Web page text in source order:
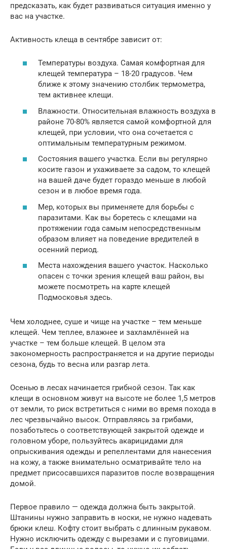
предсказать, как будет развиваться ситуация именно у
вас на участке.
Активность клеща в сентябре зависит от:
Температуры воздуха. Самая комфортная для
клещей температура – 18-20 градусов. Чем
ближе к этому значению столбик термометра,
тем активнее клещи.
Влажности. Относительная влажность воздуха в
районе 70-80% является самой комфортной для
клещей, при условии, что она сочетается с
оптимальным температурным режимом.
Состояния вашего участка. Если вы регулярно
косите газон и ухаживаете за садом, то клещей
на вашей даче будет гораздо меньше в любой
сезон и в любое время года.
Мер, которых вы применяете для борьбы с
паразитами. Как вы боретесь с клещами на
протяжении года самым непосредственным
образом влияет на поведение вредителей в
осенний период.
Места нахождения вашего участок. Насколько
опасен с точки зрения клещей ваш район, вы
можете посмотреть на карте клещей
Подмосковья здесь.
Чем холоднее, суше и чище на участке – тем меньше
клещей. Чем теплее, влажнее и захламлённей на
участке – тем больше клещей. В целом эта
закономерность распространяется и на другие периоды
сезона, будь то весна или разгар лета.
Осенью в лесах начинается грибной сезон. Так как
клещи в основном живут на высоте не более 1,5 метров
от земли, то риск встретиться с ними во время похода в
лес чрезвычайно высок. Отправляясь за грибами,
позаботьтесь о соответствующей закрытой одежде и
головном уборе, пользуйтесь акарицидами для
опрыскивания одежды и репеллентами для нанесения
на кожу, а также внимательно осматривайте тело на
предмет присосавшихся паразитов после возвращения
домой.
Первое правило — одежда должна быть закрытой.
Штанины нужно заправить в носки, не нужно надевать
брюки клеш. Кофту стоит выбрать с длинным рукавом.
Нужно исключить одежду с вырезами и с пуговицами.